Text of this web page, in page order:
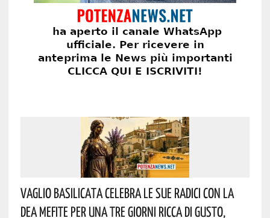
Vaglio Basilicata Celebra Le Sue Radici Con La
Dea Mefite Per Una Tre Giorni Ricca Di Gusto,